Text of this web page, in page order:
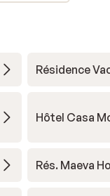
Résidence
Hôtel Casa
Rés. Maeva